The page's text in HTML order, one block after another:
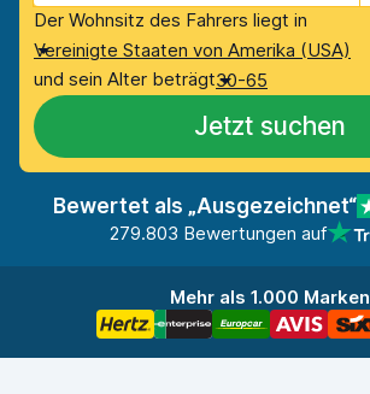
Der Wohnsitz des Fahrers liegt in
Vereinigte Staaten von Amerika (USA)
und sein Alter beträgt30-65
Jetzt suchen
Bewertet als „Ausgezeichnet“
279.803 Bewertungen auf
Mehr als 1.000 Marken